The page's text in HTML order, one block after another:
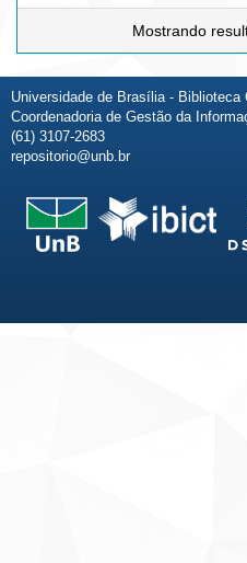
Mostrando
Universidade de Brasília - Biblioteca
Coordenadoria de Gestão da
(61) 3107-2683
repositorio@unb.br